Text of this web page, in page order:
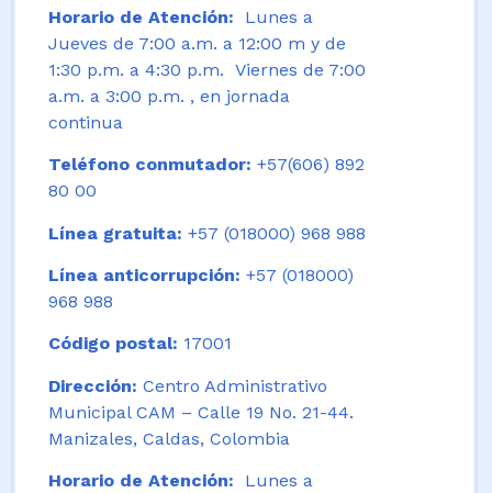
Horario de Atención:
Lunes a
Jueves de 7:00 a.m. a 12:00 m y de
1:30 p.m. a 4:30 p.m. Viernes de 7:00
a.m. a 3:00 p.m. , en jornada
continua
Teléfono conmutador: +57(606) 892
80 00
Línea gratuita: +57 (018000) 968 988
Línea anticorrupción: +57 (018000)
968 988
Código postal: 17001
Dirección: Centro Administrativo
Municipal CAM – Calle 19 No. 21-44.
Manizales, Caldas, Colombia
Horario de Atención: Lunes a